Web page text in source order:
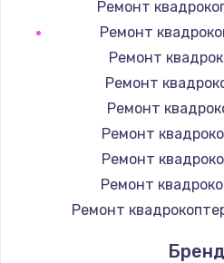
Замена / ремонт
Замена платы
Ремонт
Ремонт
Ремонт
Ремонт
Ремонт
Ремонт
Ремонт
Ремонт
Ремонт